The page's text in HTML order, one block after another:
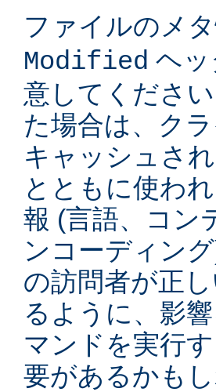
ファイルのメ
Modified ヘ
意してくださ
た場合は、ク
キャッシュさ
とともに使わ
報 (言語、コン
ンコーディン
の訪問者が正
るように、影
マンドを実行
要があるかもし